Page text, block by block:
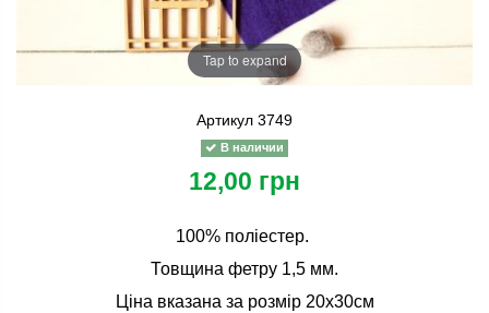
Tap to expand
Артикул 3749
В наличии
12,00 грн
100% поліестер.
Товщина фетру 1,5 мм.
Ціна вказана за розмір 20х30см